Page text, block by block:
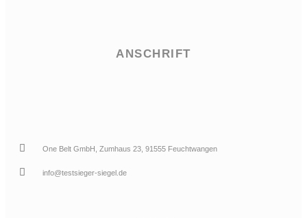
ANSCHRIFT
One Belt GmbH, Zumhaus 23, 91555 Feuchtwangen
info@testsieger-siegel.de